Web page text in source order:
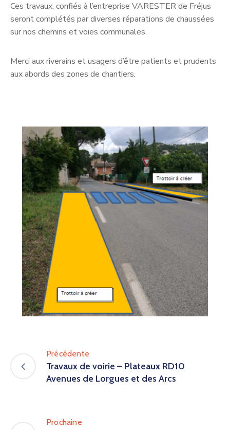
Ces travaux, confiés à l’entreprise VARESTER de Fréjus
seront complétés par diverses réparations de chaussées
sur nos chemins et voies communales.
Merci aux riverains et usagers d’être patients et prudents
aux abords des zones de chantiers.
Précédente
Travaux de voirie – Plateaux RD10
Avenues de Lorgues et des Arcs
Prochaine